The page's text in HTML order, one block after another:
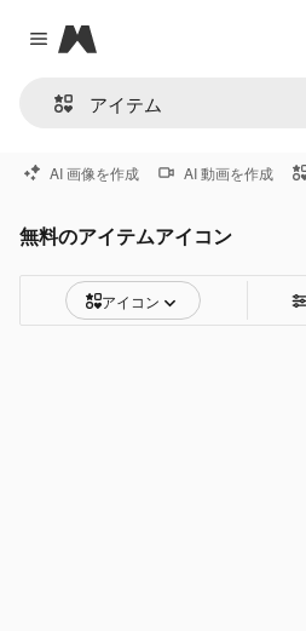
Close menu
Magnific
AI 画像を作成 AI 動画を作成
無料のアイテムアイコン
アイコン